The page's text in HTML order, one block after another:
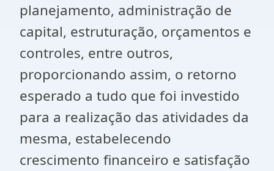
planejamento, administração de
capital, estruturação, orçamentos e
controles, entre outros,
proporcionando assim, o retorno
esperado a tudo que foi investido
para a realização das atividades da
mesma, estabelecendo
crescimento financeiro e satisfação